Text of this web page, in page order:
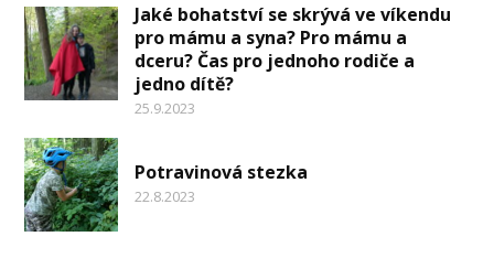
Jaké bohatství se skrývá ve víkendu
pro mámu a syna? Pro mámu a
dceru? Čas pro jednoho rodiče a
jedno dítě?
25.9.2023
Potravinová stezka
22.8.2023